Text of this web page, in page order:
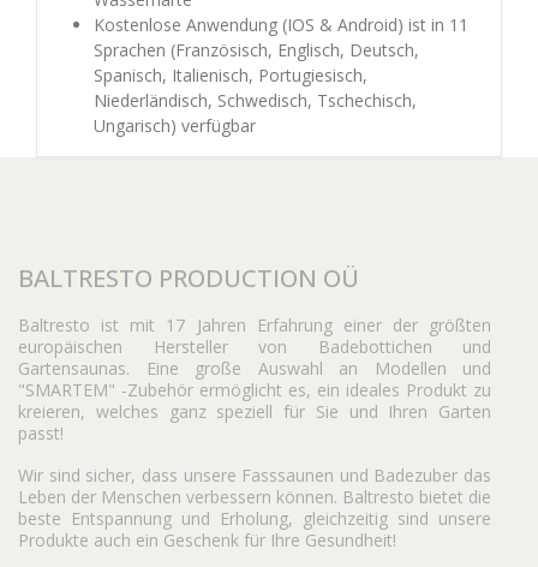
Kostenlose Anwendung (IOS & Android) ist in 11
Sprachen (Französisch, Englisch, Deutsch,
Spanisch, Italienisch, Portugiesisch,
Niederländisch, Schwedisch, Tschechisch,
Ungarisch) verfügbar
BALTRESTO PRODUCTION OÜ
Baltresto ist mit 17 Jahren Erfahrung einer der größten
europäischen Hersteller von Badebottichen und
Gartensaunas. Eine große Auswahl an Modellen und
"SMARTEM" -Zubehör ermöglicht es, ein ideales Produkt zu
kreieren, welches ganz speziell für Sie und Ihren Garten
passt!
Wir sind sicher, dass unsere Fasssaunen und Badezuber das
Leben der Menschen verbessern können. Baltresto bietet die
beste Entspannung und Erholung, gleichzeitig sind unsere
Produkte auch ein Geschenk für Ihre Gesundheit!